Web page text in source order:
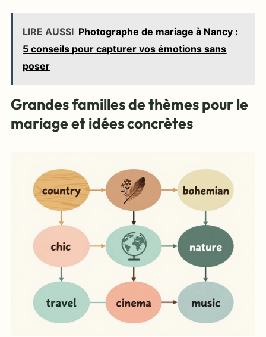
LIRE AUSSI Photographe de mariage à Nancy :
5 conseils pour capturer vos émotions sans
poser
Grandes familles de thèmes pour le
mariage et idées concrètes